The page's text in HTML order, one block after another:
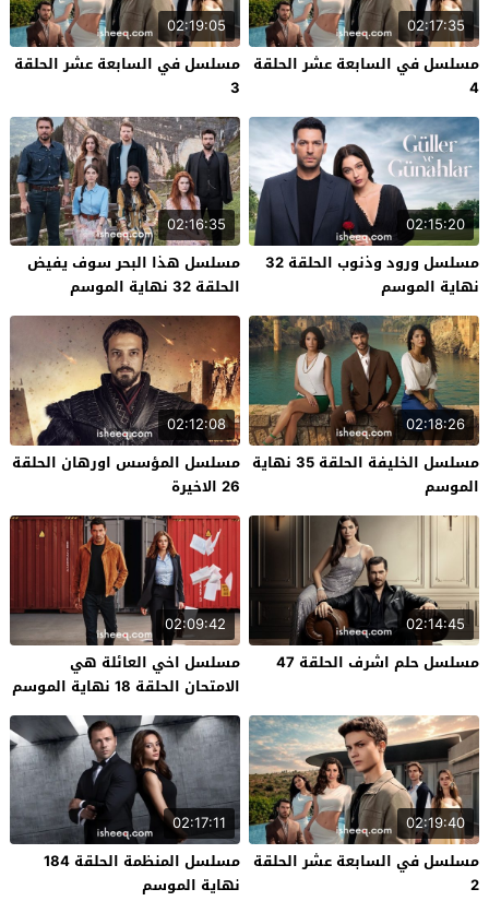
02:17:35
مسلسل في السابعة عشر الحلقة
4
02:19:05
مسلسل في السابعة عشر الحلقة
3
02:15:20
مسلسل ورود وذنوب الحلقة 32
نهاية الموسم
02:16:35
مسلسل هذا البحر سوف يفيض
الحلقة 32 نهاية الموسم
02:18:26
مسلسل الخليفة الحلقة 35 نهاية
الموسم
02:12:08
مسلسل المؤسس اورهان الحلقة
26 الاخيرة
02:14:45
مسلسل حلم اشرف الحلقة 47
02:09:42
مسلسل اخي العائلة هي
الامتحان الحلقة 18 نهاية الموسم
02:19:40
مسلسل في السابعة عشر الحلقة
2
02:17:11
مسلسل المنظمة الحلقة 184
نهاية الموسم